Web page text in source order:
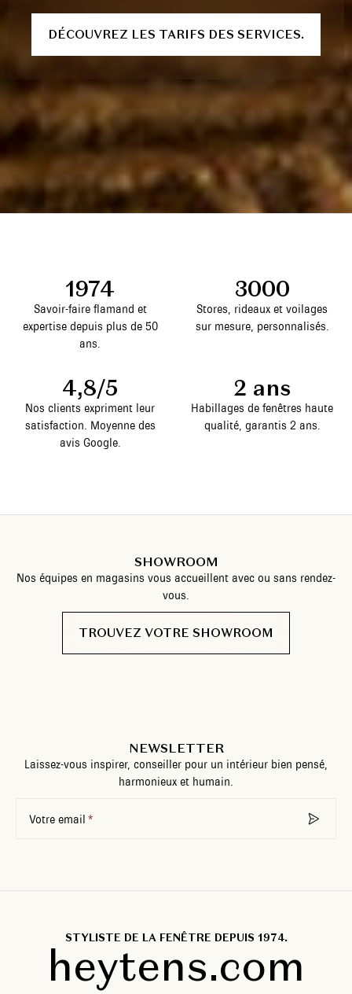
DÉCOUVREZ LES TARIFS DES SERVICES.
1974
Savoir-faire flamand et
expertise depuis plus de 50
ans.
3000
Stores, rideaux et voilages
sur mesure, personnalisés.
4,8/5
Nos clients expriment leur
satisfaction. Moyenne des
avis Google.
2 ans
Habillages de fenêtres haute
qualité, garantis 2 ans.
SHOWROOM
Nos équipes en magasins vous accueillent avec ou sans rendez-
vous.
TROUVEZ VOTRE SHOWROOM
NEWSLETTER
Laissez-vous inspirer, conseiller pour un intérieur bien pensé,
harmonieux et humain.
Votre email
STYLISTE DE LA FENÊTRE DEPUIS 1974.
heytens.com